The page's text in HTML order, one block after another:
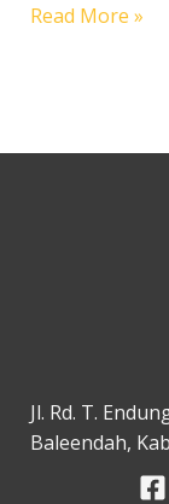
Infaq
Read More »
Jl. Rd. T.
Baleendah,